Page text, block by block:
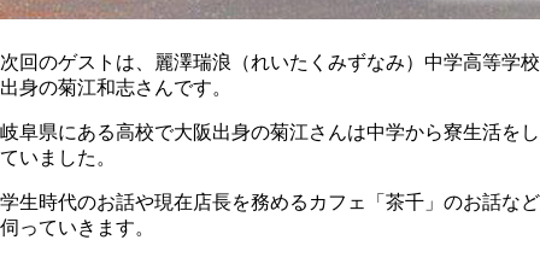
次回のゲストは、麗澤瑞浪（れいたくみずなみ）中学高等学校
出身の菊江和志さんです。
岐阜県にある高校で大阪出身の菊江さんは中学から寮生活をし
ていました。
学生時代のお話や現在店長を務めるカフェ「茶千」のお話など
伺っていきます。